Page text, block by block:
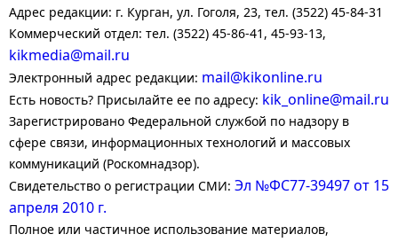
Адрес редакции: г. Курган, ул. Гоголя, 23, тел. (3522) 45-84-31
Коммерческий отдел: тел. (3522) 45-86-41, 45-93-13,
kikmedia@mail.ru
Электронный адрес редакции: mail@kikonline.ru
Есть новость? Присылайте ее по адресу: kik_online@mail.ru
Зарегистрировано Федеральной службой по надзору в
сфере связи, информационных технологий и массовых
коммуникаций (Роскомнадзор).
Свидетельство о регистрации СМИ: Эл №ФС77-39497 от 15
апреля 2010 г.
Полное или частичное использование материалов,